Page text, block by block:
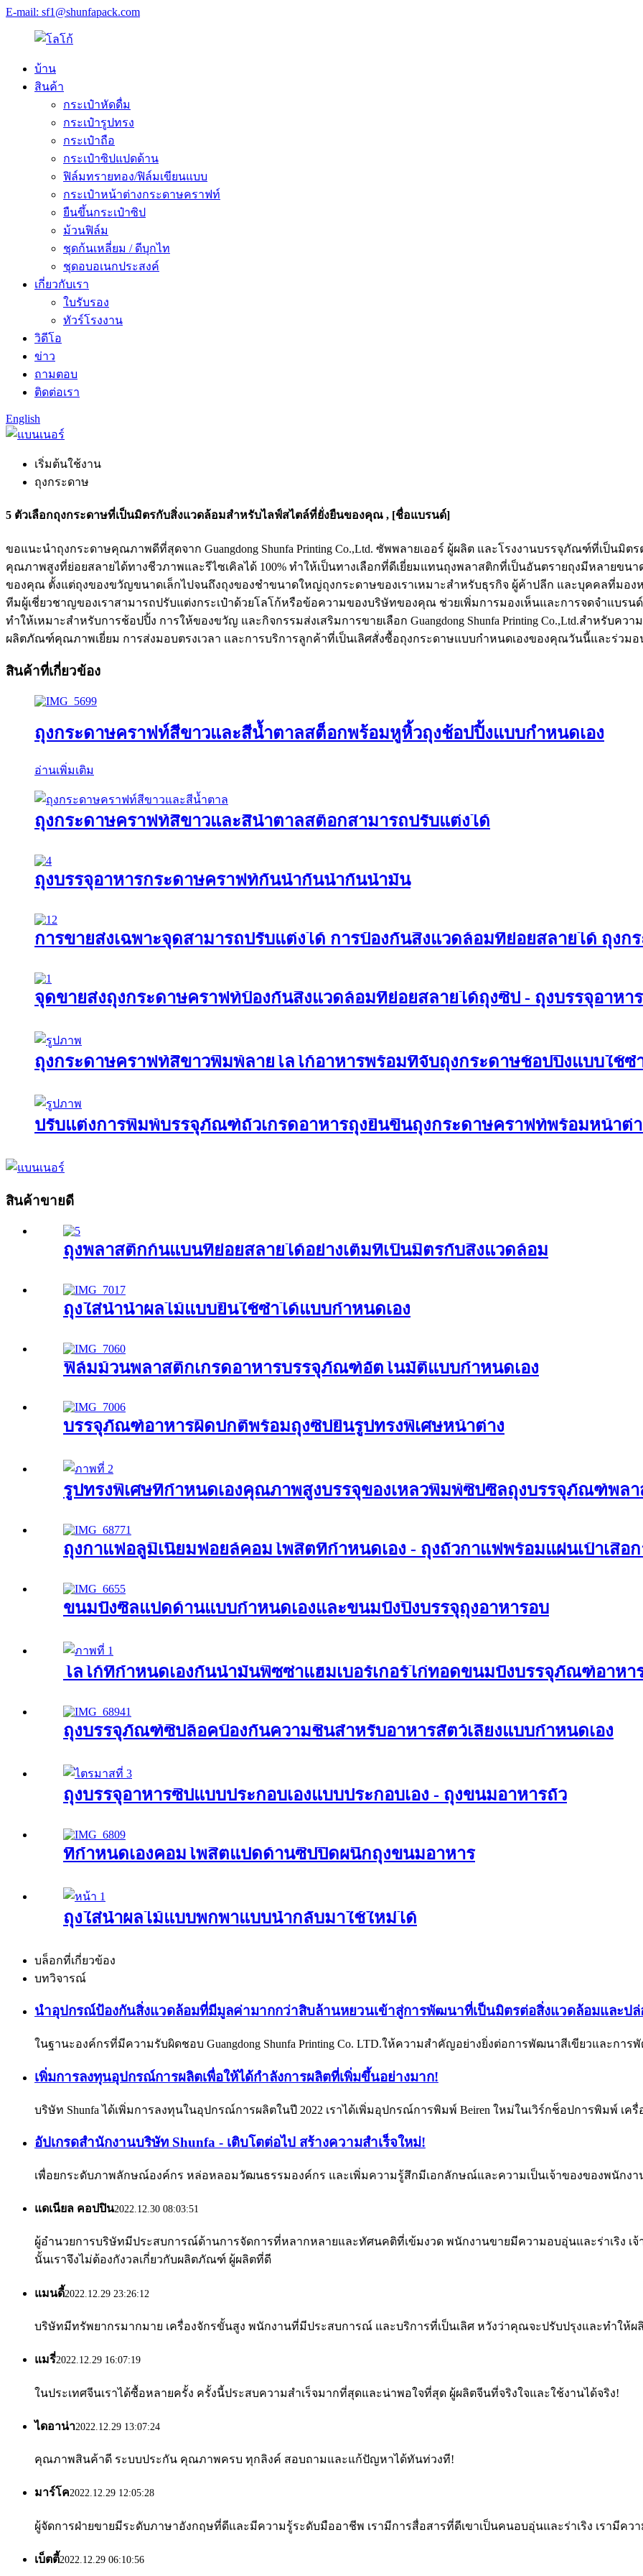
E-mail: sf1@shunfapack.com
บ้าน
สินค้า
กระเป๋าหัดดื่ม
กระเป๋ารูปทรง
กระเป๋าถือ
กระเป๋าซิปแปดด้าน
ฟิล์มทรายทอง/ฟิล์มเขียนแบบ
กระเป๋าหน้าต่างกระดาษคราฟท์
ยืนขึ้นกระเป๋าซิป
ม้วนฟิล์ม
ชุดก้นเหลี่ยม / ดีบุกไท
ชุดอบอเนกประสงค์
เกี่ยวกับเรา
ใบรับรอง
ทัวร์โรงงาน
วิดีโอ
ข่าว
ถามตอบ
ติดต่อเรา
English
เริ่มต้นใช้งาน
ถุงกระดาษ
5 ตัวเลือกถุงกระดาษที่เป็นมิตรกับสิ่งแวดล้อมสำหรับไลฟ์สไตล์ที่ยั่งยืนของคุณ , [ชื่อแบรนด์]
ขอแนะนำถุงกระดาษคุณภาพดีที่สุดจาก Guangdong Shunfa Printing Co.,Ltd. ซัพพลายเออร์ ผู้ผลิต และโรงงานบรรจุภัณฑ์ที่เป็นมิ
คุณภาพสูงที่ย่อยสลายได้ทางชีวภาพและรีไซเคิลได้ 100% ทำให้เป็นทางเลือกที่ดีเยี่ยมแทนถุงพลาสติกที่เป็นอันตรายถุงมีหลายข
ของคุณ ตั้งแต่ถุงของขวัญขนาดเล็กไปจนถึงถุงของชำขนาดใหญ่ถุงกระดาษของเราเหมาะสำหรับธุรกิจ ผู้ค้าปลีก และบุคคลที่มอ
ทีมผู้เชี่ยวชาญของเราสามารถปรับแต่งกระเป๋าด้วยโลโก้หรือข้อความของบริษัทของคุณ ช่วยเพิ่มการมองเห็นและการจดจำแบร
ทำให้เหมาะสำหรับการช้อปปิ้ง การให้ของขวัญ และกิจกรรมส่งเสริมการขายเลือก Guangdong Shunfa Printing Co.,Ltd.สำหรับ
ผลิตภัณฑ์คุณภาพเยี่ยม การส่งมอบตรงเวลา และการบริการลูกค้าที่เป็นเลิศสั่งซื้อถุงกระดาษแบบกำหนดเองของคุณวันนี้และร่ว
สินค้าที่เกี่ยวข้อง
ถุงกระดาษคราฟท์สีขาวและสีน้ำตาลสต็อกพร้อมหูหิ้วถุงช้อปปิ้งแบบกำหนดเอง
อ่านเพิ่มเติม
ถุงกระดาษคราฟท์สีขาวและสีน้ำตาลสต็อกสามารถปรับแต่งได้
ถุงบรรจุอาหารกระดาษคราฟท์กันน้ำกันน้ำกันน้ำมัน
การขายส่งเฉพาะจุดสามารถปรับแต่งได้ การป้องกันสิ่งแวดล้อมที่ย่อยสลายได้ ถุง
จุดขายส่งถุงกระดาษคราฟท์ป้องกันสิ่งแวดล้อมที่ย่อยสลายได้ถุงซิป - ถุงบรรจุอาหาร
ถุงกระดาษคราฟท์สีขาวพิมพ์ลายโลโก้อาหารพร้อมที่จับถุงกระดาษช้อปปิ้งแบบใช้ซ้
ปรับแต่งการพิมพ์บรรจุภัณฑ์ถั่วเกรดอาหารถุงยืนขึ้นถุงกระดาษคราฟท์พร้อมหน้าต่
สินค้าขายดี
ถุงพลาสติกก้นแบนที่ย่อยสลายได้อย่างเต็มที่เป็นมิตรกับสิ่งแวดล้อม
ถุงใส่น้ำน้ำผลไม้แบบยืนใช้ซ้ำได้แบบกำหนดเอง
ฟิล์มม้วนพลาสติกเกรดอาหารบรรจุภัณฑ์อัตโนมัติแบบกำหนดเอง
บรรจุภัณฑ์อาหารผิดปกติพร้อมถุงซิปยืนรูปทรงพิเศษหน้าต่าง
รูปทรงพิเศษที่กำหนดเองคุณภาพสูงบรรจุของเหลวพิมพ์ซิปซีลถุงบรรจุภัณฑ์พล
ถุงกาแฟอลูมิเนียมฟอยล์คอมโพสิตที่กำหนดเอง - ถุงถั่วกาแฟพร้อมแผ่นเป้าเสื้อก
ขนมปังซีลแปดด้านแบบกำหนดเองและขนมปังปิ้งบรรจุถุงอาหารอบ
โลโก้ที่กำหนดเองกันน้ำมันพิซซ่าแฮมเบอร์เกอร์ไก่ทอดขนมปังบรรจุภัณฑ์อาห
ถุงบรรจุภัณฑ์ซิปล็อคป้องกันความชื้นสำหรับอาหารสัตว์เลี้ยงแบบกำหนดเอง
ถุงบรรจุอาหารซิปแบบประกอบเองแบบประกอบเอง - ถุงขนมอาหารถั่ว
ที่กำหนดเองคอมโพสิตแปดด้านซิปปิดผนึกถุงขนมอาหาร
ถุงใส่น้ำผลไม้แบบพกพาแบบนำกลับมาใช้ใหม่ได้
บล็อกที่เกี่ยวข้อง
บทวิจารณ์
นำอุปกรณ์ป้องกันสิ่งแวดล้อมที่มีมูลค่ามากกว่าสิบล้านหยวนเข้าสู่การพัฒนาที่เป็นมิตรต่อสิ่งแวดล้อมและป
ในฐานะองค์กรที่มีความรับผิดชอบ Guangdong Shunfa Printing Co. LTD.ให้ความสำคัญอย่างยิ่งต่อการพัฒนาสีเขียวและกา
เพิ่มการลงทุนอุปกรณ์การผลิตเพื่อให้ได้กำลังการผลิตที่เพิ่มขึ้นอย่างมาก!
บริษัท Shunfa ได้เพิ่มการลงทุนในอุปกรณ์การผลิตในปี 2022 เราได้เพิ่มอุปกรณ์การพิมพ์ Beiren ใหม่ในเวิร์กช็อปการพิมพ์ เค
อัปเกรดสำนักงานบริษัท Shunfa - เติบโตต่อไป สร้างความสำเร็จใหม่!
เพื่อยกระดับภาพลักษณ์องค์กร หล่อหลอมวัฒนธรรมองค์กร และเพิ่มความรู้สึกมีเอกลักษณ์และความเป็นเจ้าของของพนักงา
แดเนียล คอปปิน2022.12.30 08:03:51
ผู้อำนวยการบริษัทมีประสบการณ์ด้านการจัดการที่หลากหลายและทัศนคติที่เข้มงวด พนักงานขายมีความอบอุ่นและร่าเริง
นั้นเราจึงไม่ต้องกังวลเกี่ยวกับผลิตภัณฑ์ ผู้ผลิตที่ดี
แมนดี้2022.12.29 23:26:12
บริษัทมีทรัพยากรมากมาย เครื่องจักรขั้นสูง พนักงานที่มีประสบการณ์ และบริการที่เป็นเลิศ หวังว่าคุณจะปรับปรุงและทำ
แมรี่2022.12.29 16:07:19
ในประเทศจีนเราได้ซื้อหลายครั้ง ครั้งนี้ประสบความสำเร็จมากที่สุดและน่าพอใจที่สุด ผู้ผลิตจีนที่จริงใจและใช้งานได้จริง!
ไดอาน่า2022.12.29 13:07:24
คุณภาพสินค้าดี ระบบประกัน คุณภาพครบ ทุกลิงค์ สอบถามและแก้ปัญหาได้ทันท่วงที!
มาร์โค2022.12.29 12:05:28
ผู้จัดการฝ่ายขายมีระดับภาษาอังกฤษที่ดีและมีความรู้ระดับมืออาชีพ เรามีการสื่อสารที่ดีเขาเป็นคนอบอุ่นและร่าเริง เรามีค
เบ็ตตี้2022.12.29 06:10:56